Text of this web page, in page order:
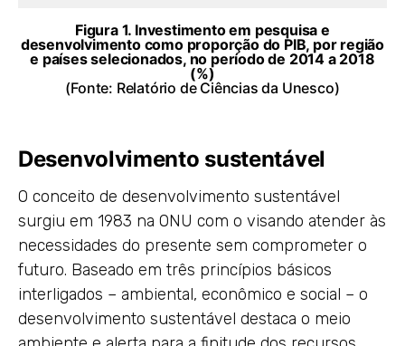
Figura 1. Investimento em pesquisa e
desenvolvimento como proporção do PIB, por região
e países selecionados, no período de 2014 a 2018
(%)
(Fonte: Relatório de Ciências da Unesco)
Desenvolvimento sustentável
O conceito de desenvolvimento sustentável
surgiu em 1983 na ONU com o visando atender às
necessidades do presente sem comprometer o
futuro. Baseado em três princípios básicos
interligados – ambiental, econômico e social – o
desenvolvimento sustentável destaca o meio